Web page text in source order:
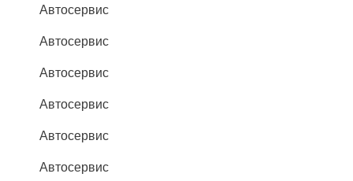
Автосервис
Автосервис
Автосервис
Автосервис
Автосервис
Автосервис